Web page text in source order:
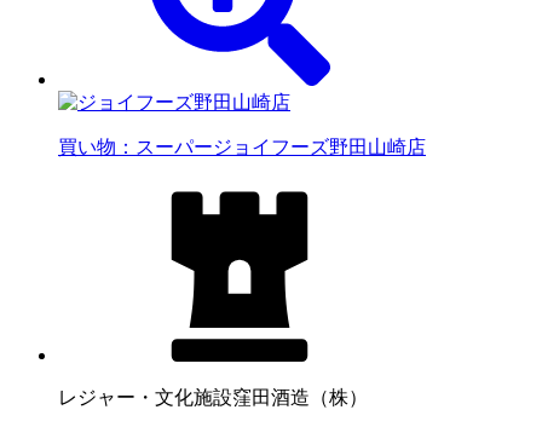
買い物：スーパージョイフーズ野田山崎店
レジャー・文化施設窪田酒造（株）